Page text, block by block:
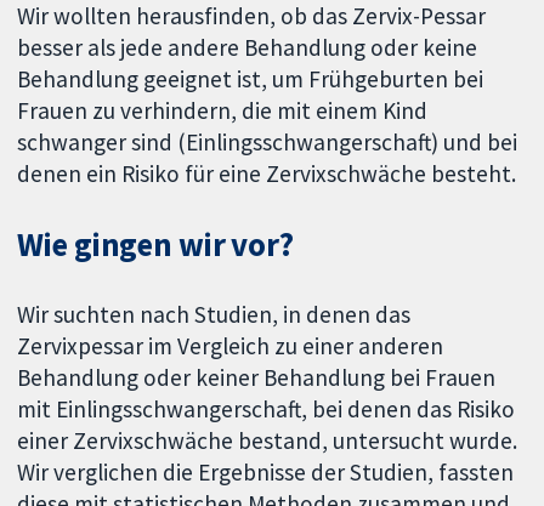
Wir wollten herausfinden, ob das Zervix-Pessar
besser als jede andere Behandlung oder keine
Behandlung geeignet ist, um Frühgeburten bei
Frauen zu verhindern, die mit einem Kind
schwanger sind (Einlingsschwangerschaft) und bei
denen ein Risiko für eine Zervixschwäche besteht.
Wie gingen wir vor?
Wir suchten nach Studien, in denen das
Zervixpessar im Vergleich zu einer anderen
Behandlung oder keiner Behandlung bei Frauen
mit Einlingsschwangerschaft, bei denen das Risiko
einer Zervixschwäche bestand, untersucht wurde.
Wir verglichen die Ergebnisse der Studien, fassten